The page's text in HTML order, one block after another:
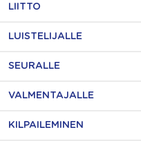
LIITTO
LUISTELIJALLE
SEURALLE
VALMENTAJALLE
KILPAILEMINEN